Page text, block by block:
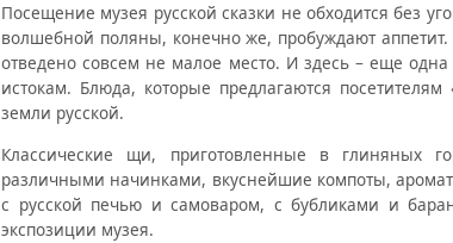
Посещение музея русской сказки не обходится без
волшебной поляны, конечно же, пробуждают аппетит.
отведено совсем не малое место. И здесь – еще
истокам. Блюда, которые предлагаются
земли русской.
Классические щи, приготовленные в глиняных
различными начинками, вкуснейшие компоты,
с русской печью и самоваром, с бубликами и
экспозиции музея.